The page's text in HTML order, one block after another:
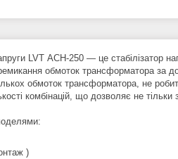
LVT АСН-250 ― це стабілізатор
обмоток трансформатора за
обмоток трансформатора, не
комбінацій, що дозволяє не
)